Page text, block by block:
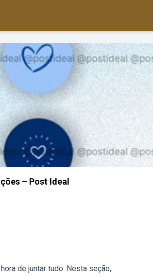
– Post Ideal
de juntar tudo. Nesta seção,